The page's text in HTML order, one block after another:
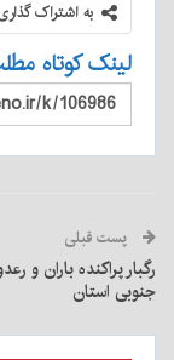
به اشتراک
لینک کوتاه
پست قبلی
رگبار پراکنده باران و
جنوبی استان